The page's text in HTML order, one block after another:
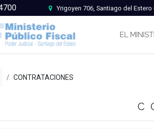
Yrigoyen 706, Santiago del Estero
EL
CONTRATACIONES